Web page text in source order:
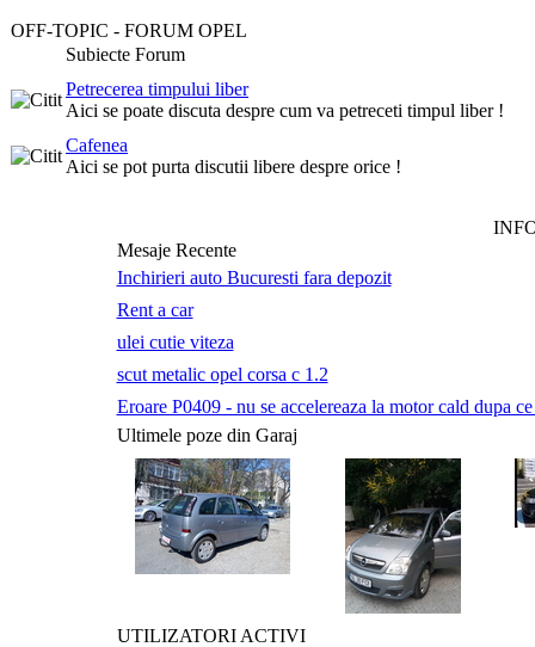
OFF-TOPIC - FORUM OPEL
Subiecte Forum
Petrecerea timpului liber
Aici se poate discuta despre cum va petreceti timpul liber !
Cafenea
Aici se pot purta discutii libere despre orice !
Mesaje Recente
Inchirieri auto Bucuresti fara depozit
Rent a car
ulei cutie viteza
scut metalic opel corsa c 1.2
Eroare P0409 - nu se accelereaza la motor cald dupa
Ultimele poze din Garaj
UTILIZATORI ACTIVI